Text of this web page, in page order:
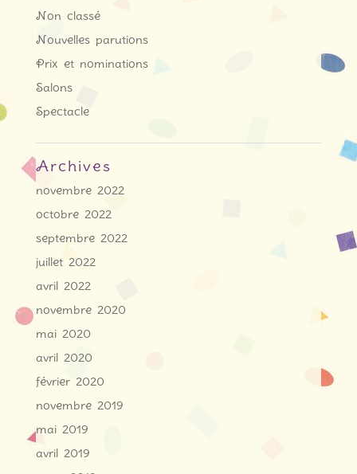
Non classé
Nouvelles parutions
Prix et nominations
Salons
Spectacle
Archives
novembre 2022
octobre 2022
septembre 2022
juillet 2022
avril 2022
novembre 2020
mai 2020
avril 2020
février 2020
novembre 2019
mai 2019
avril 2019